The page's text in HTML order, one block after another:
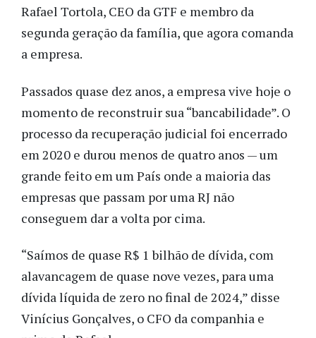
Rafael Tortola, CEO da GTF e membro da
segunda geração da família, que agora comanda
a empresa.
Passados quase dez anos, a empresa vive hoje o
momento de reconstruir sua “bancabilidade”. O
processo da recuperação judicial foi encerrado
em 2020 e durou menos de quatro anos — um
grande feito em um País onde a maioria das
empresas que passam por uma RJ não
conseguem dar a volta por cima.
“Saímos de quase R$ 1 bilhão de dívida, com
alavancagem de quase nove vezes, para uma
dívida líquida de zero no final de 2024,” disse
Vinícius Gonçalves, o CFO da companhia e